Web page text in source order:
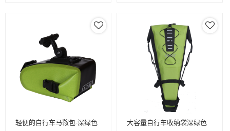
轻便的自行车马鞍包-深绿色 大容量自行车收纳袋深绿色